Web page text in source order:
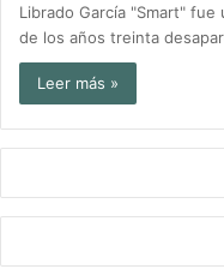
Librado García "Smart"
de los años treinta
Leer más »